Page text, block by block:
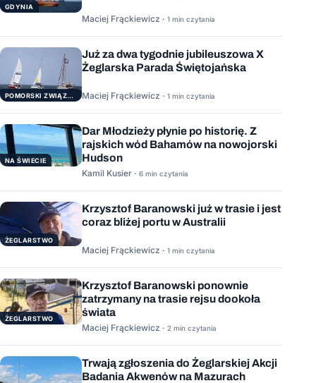
GDYNIA
Maciej Frąckiewicz · 1 min czytania
POMORSKI ZWIĄZEK ŻEGLARSKI
Już za dwa tygodnie jubileuszowa X
Żeglarska Parada Świętojańska
Maciej Frąckiewicz · 1 min czytania
NA ŚWIECIE
Dar Młodzieży płynie po historię. Z
rajskich wód Bahamów na nowojorski
Hudson
Kamil Kusier · 6 min czytania
ŻEGLARSTWO
Krzysztof Baranowski już w trasie i jest
coraz bliżej portu w Australii
Maciej Frąckiewicz · 1 min czytania
ŻEGLARSTWO
Krzysztof Baranowski ponownie
zatrzymany na trasie rejsu dookoła
świata
Maciej Frąckiewicz · 2 min czytania
Trwają zgłoszenia do Żeglarskiej Akcji
Badania Akwenów na Mazurach